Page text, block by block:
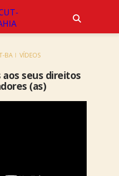
BA VÍDEOS
seus direitos
(as)